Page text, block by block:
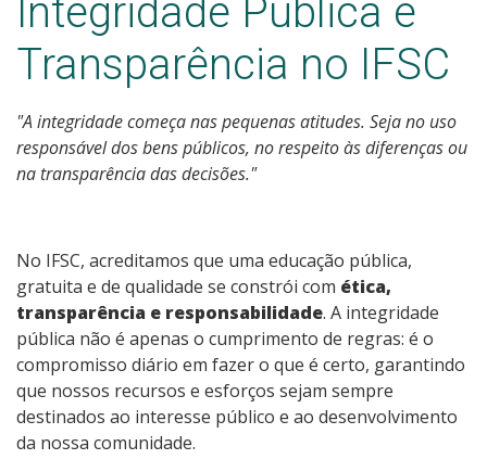
Integridade Pública e
Transparência no IFSC
"A integridade começa nas pequenas atitudes. Seja no uso
responsável dos bens públicos, no respeito às diferenças ou
na transparência das decisões."
No IFSC, acreditamos que uma educação pública,
gratuita e de qualidade se constrói com ética,
transparência e responsabilidade. A integridade
pública não é apenas o cumprimento de regras: é o
compromisso diário em fazer o que é certo, garantindo
que nossos recursos e esforços sejam sempre
destinados ao interesse público e ao desenvolvimento
da nossa comunidade.